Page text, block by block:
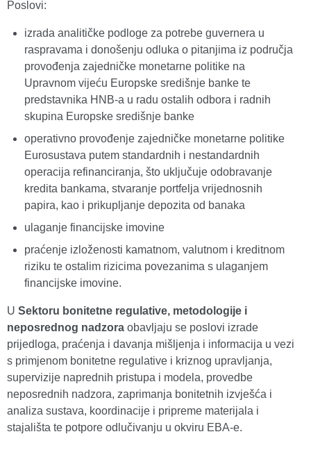
Poslovi:
izrada analitičke podloge za potrebe guvernera u
raspravama i donošenju odluka o pitanjima iz područja
provođenja zajedničke monetarne politike na
Upravnom vijeću Europske središnje banke te
predstavnika HNB-a u radu ostalih odbora i radnih
skupina Europske središnje banke
operativno provođenje zajedničke monetarne politike
Eurosustava putem standardnih i nestandardnih
operacija refinanciranja, što uključuje odobravanje
kredita bankama, stvaranje portfelja vrijednosnih
papira, kao i prikupljanje depozita od banaka
ulaganje financijske imovine
praćenje izloženosti kamatnom, valutnom i kreditnom
riziku te ostalim rizicima povezanima s ulaganjem
financijske imovine.
U Sektoru bonitetne regulative, metodologije i
neposrednog nadzora obavljaju se poslovi izrade
prijedloga, praćenja i davanja mišljenja i informacija u vezi
s primjenom bonitetne regulative i kriznog upravljanja,
supervizije naprednih pristupa i modela, provedbe
neposrednih nadzora, zaprimanja bonitetnih izvješća i
analiza sustava, koordinacije i pripreme materijala i
stajališta te potpore odlučivanju u okviru EBA-e.